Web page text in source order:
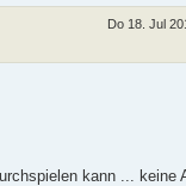
Do 18. Jul
kann ... keine